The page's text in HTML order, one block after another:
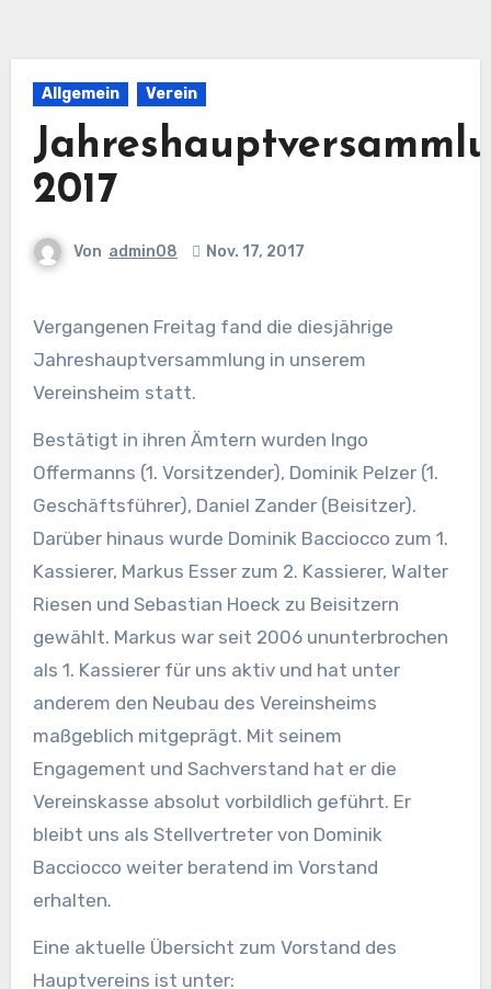
Allgemein Verein
2017
Von admin08 Nov. 17, 2017
Vergangenen Freitag fand die diesjährige
Jahreshauptversammlung in unserem
Vereinsheim statt.
Bestätigt in ihren Ämtern wurden Ingo
Offermanns (1. Vorsitzender), Dominik Pelzer (1.
Geschäftsführer), Daniel Zander (Beisitzer).
Darüber hinaus wurde Dominik Bacciocco zum 1.
Kassierer, Markus Esser zum 2. Kassierer, Walter
Riesen und Sebastian Hoeck zu Beisitzern
gewählt. Markus war seit 2006 ununterbrochen
als 1. Kassierer für uns aktiv und hat unter
anderem den Neubau des Vereinsheims
maßgeblich mitgeprägt. Mit seinem
Engagement und Sachverstand hat er die
Vereinskasse absolut vorbildlich geführt. Er
bleibt uns als Stellvertreter von Dominik
Bacciocco weiter beratend im Vorstand
erhalten.
Eine aktuelle Übersicht zum Vorstand des
Hauptvereins ist unter: